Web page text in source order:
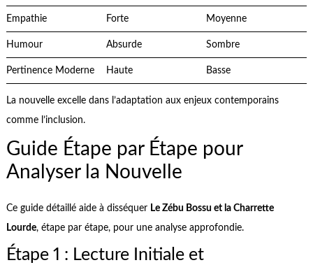
Empathie Forte Moyenne
Humour Absurde Sombre
Pertinence Moderne Haute Basse
La nouvelle excelle dans l’adaptation aux enjeux contemporains
comme l’inclusion.
Guide Étape par Étape pour
Analyser la Nouvelle
Ce guide détaillé aide à disséquer Le Zébu Bossu et la Charrette
Lourde, étape par étape, pour une analyse approfondie.
Étape 1 : Lecture Initiale et